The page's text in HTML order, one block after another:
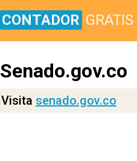
CONTADOR GRATIS
Senado.gov.co
Visita senado.gov.co